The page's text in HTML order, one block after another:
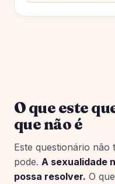
O que este
que não é
Este questionário não
pode. A sexualidade
possa resolver. O